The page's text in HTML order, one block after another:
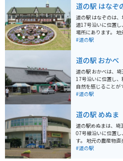
道の駅 はなぞ
道の駅 はなぞのは
道17号沿いに位置
場所にあります。 地元深谷市は「ねぎとレンガの街」と
して知られており、
ん、地元産の野菜や
た、併設のレストラ
ーが人気です。深谷
ラーメン」は、道の
すすめです。 バイクツーリングで訪れる場合、国道17号
は交通量が多いので
深谷グリーンパーク
#道の駅
道の駅 おかべ
道の駅 おかべは、
17号沿いに位置し
自然を感じることができます。 地元の
気で、特に深谷ねぎ
す。 バイクで訪れる際には、広い駐車場があるので安心
です。利根川沿いは
ので、ツーリングに
古墳などの史跡も多
#道の駅
道の駅 めぬま
道の駅めぬまは、埼
07号線沿いに位置
す。 地元の農産物直売所では、新鮮な野菜や果物をはじ
め、地元産の米や味
#道の駅